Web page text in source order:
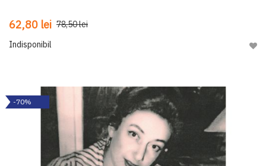
62,80 lei 78,50 lei
Indisponibil
-70%